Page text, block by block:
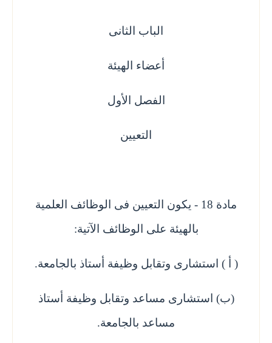
الباب الثانى
أعضاء الهيئة
الفصل الأول
التعيين
مادة 18 - يكون التعيين فى الوظائف العلمية
بالهيئة على الوظائف الآتية:
( أ ) استشارى وتقابل وظيفة أستاذ بالجامعة.
(ب) استشارى مساعد وتقابل وظيفة أستاذ
مساعد بالجامعة.